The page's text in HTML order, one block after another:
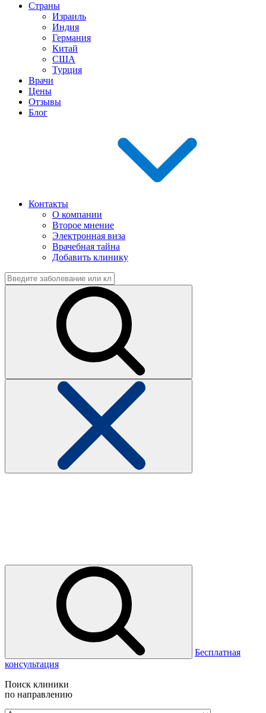
Страны
Израиль
Индия
Германия
Китай
США
Турция
Врачи
Цены
Отзывы
Блог
Контакты
О компании
Второе мнение
Электронная виза
Врачебная тайна
Добавить клинику
Бесплатная
консультация
Поиск клиники
по направлению